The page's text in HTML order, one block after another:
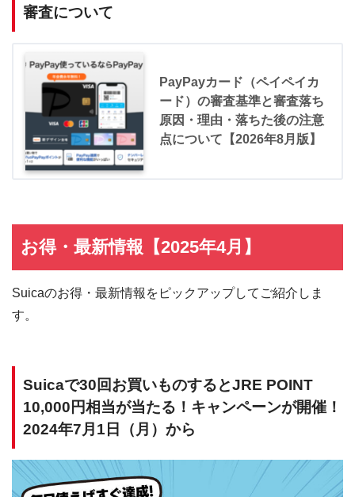
審査について
PayPayカード（ペイペイカ
ード）の審査基準と審査落ち
原因・理由・落ちた後の注意
点について【2026年8月版】
お得・最新情報【2025年4月】
Suicaのお得・最新情報をピックアップしてご紹介しま
す。
Suicaで30回お買いものするとJRE POINT
10,000円相当が当たる！キャンペーンが開催！
2024年7月1日（月）から